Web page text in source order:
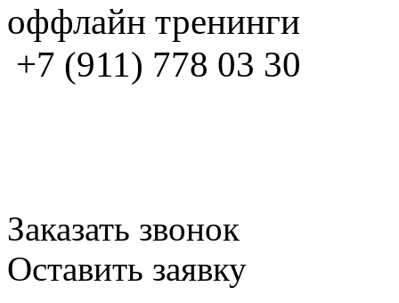
оффлайн тренинги
+7 (911) 778 03 30
Заказать звонок
Оставить заявку